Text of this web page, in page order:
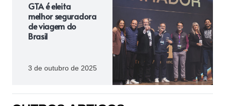
GTA é eleita
melhor seguradora
de viagem do
Brasil
3 de outubro de 2025